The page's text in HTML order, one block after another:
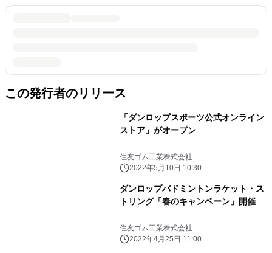
この発行者のリリース
「ダンロップスポーツ公式オンライン
ストア」がオープン
住友ゴム工業株式会社
2022年5月10日 10:30
ダンロップバドミントンラケット・ス
トリング「春のキャンペーン」開催
住友ゴム工業株式会社
2022年4月25日 11:00